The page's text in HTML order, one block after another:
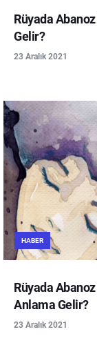
Rüyada
Gelir?
23 Aralık 2021
HABER
Rüyada
Anlama Gelir?
23 Aralık 2021